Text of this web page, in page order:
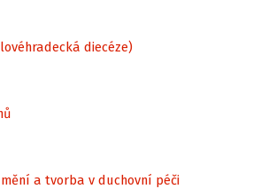
diecéze)
a tvorba v duchovní péči